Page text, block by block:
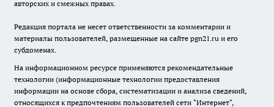
авторских и смежных правах.
Редакция портала не несет ответственности за комментарии и
материалы пользователей, размещенные на сайте pgn21.ru и его
субдоменах.
На информационном ресурсе применяются рекомендательные
технологии (информационные технологии предоставления
информации на основе сбора, систематизации и анализа сведений,
относящихся к предпочтениям пользователей сети "Интернет",